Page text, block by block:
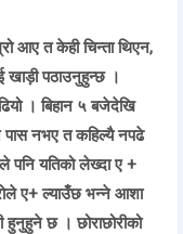
आए त केही चिन्ता थिएन,
खाड़ी पठाउनुहुन्छ ।
। बिहान ५ बजेदेखि
पास नभए त कहिल्यै नपढे
पनि यतिको लेख्दा ए +
ए+ ल्याउँछ भन्ने आशा
छ । छोराछोरीको